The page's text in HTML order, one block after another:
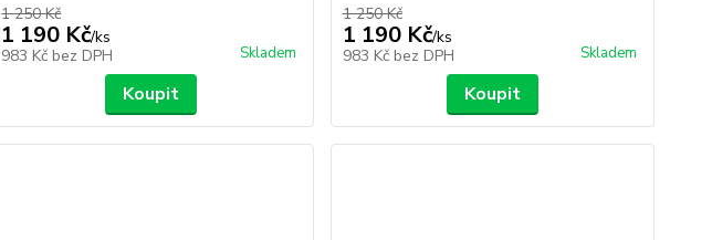
1 250 Kč
1 190 Kč/ks
983 Kč bez DPH Skladem
Koupit
1 250 Kč
1 190 Kč/ks
983 Kč bez DPH Skladem
Koupit